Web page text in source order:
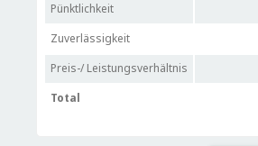
Pünktlichkeit
Zuverlässigkeit
Preis-/ Leistungsverhältnis
Total